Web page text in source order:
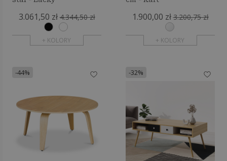
3.061,50 zł 4.344,50 zł
+ KOLORY
1.900,00 zł 3.200,75 zł
+ KOLORY
-44% -32%